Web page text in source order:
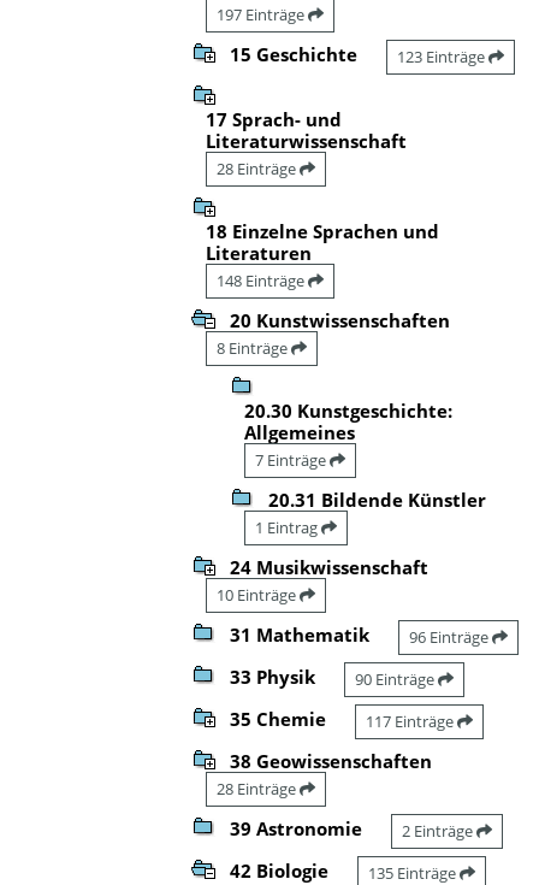
197 Einträge
15 Geschichte 123 Einträge
17 Sprach- und
Literaturwissenschaft
28 Einträge
18 Einzelne Sprachen und
Literaturen
148 Einträge
20 Kunstwissenschaften
8 Einträge
20.30 Kunstgeschichte:
Allgemeines
7 Einträge
20.31 Bildende Künstler
1 Eintrag
24 Musikwissenschaft
10 Einträge
31 Mathematik 96 Einträge
33 Physik 90 Einträge
35 Chemie 117 Einträge
38 Geowissenschaften
28 Einträge
39 Astronomie 2 Einträge
42 Biologie 135 Einträge